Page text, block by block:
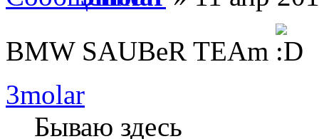
BMW SAUBeR TEAm
3molar
Бываю здесь